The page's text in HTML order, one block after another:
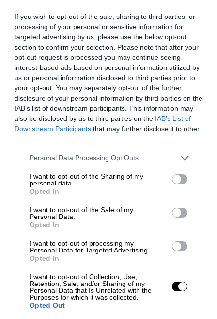
If you wish to opt-out of the sale, sharing to third parties, or
processing of your personal or sensitive information for
targeted advertising by us, please use the below opt-out
section to confirm your selection. Please note that after your
opt-out request is processed you may continue seeing
interest-based ads based on personal information utilized by
us or personal information disclosed to third parties prior to
your opt-out. You may separately opt-out of the further
disclosure of your personal information by third parties on the
IAB’s list of downstream participants. This information may
also be disclosed by us to third parties on the IAB’s List of
Downstream Participants that may further disclose it to other
Please note that this website/app uses one or more Google
not limited to your visit or usage behaviour. You may click to
grant or deny consent to Google and its third-party tags to
use your data for below specified purposes in below Google
consent section.
Personal Data Processing Opt Outs
I want to opt-out of the Sharing of my
personal data.
Opted In
I want to opt-out of the Sale of my
Personal Data.
Opted In
I want to opt-out of processing my
Personal Data for Targeted Advertising.
Opted In
I want to opt-out of Collection, Use,
Retention, Sale, and/or Sharing of my
Personal Data that Is Unrelated with the
Purposes for which it was collected.
Opted Out
και τη φύση, θα αναδείξει και τη σημασία της
φιλίας και της αυτοθυσίας.
Η σκηνοθεσία του Πάμπλο Αγουέρο,
επικεντρώνεται στα μεγαλοπρεπή τοπία των
Άνδεων, τις αμμοθύελλες, τις αχανείς
εκτάσεις, τον ουρανό και τη θάλασσα, ενώ
ειδικά εφέ τονίζουν την ονειρική διάσταση
της ταινίας, ιδίως με τις σκηνές όπου ο Σεντ
Εξιπερί διασχίζει καταιγίδες ή συναντά
υποβλητικά σύμβολα, που θυμίζουν τη
φαντασία του «Μικρού Πρίγκιπα».
Το σάουντρακ,ενισχύει την ονειρική
ατμόσφαιρα, τονίζοντας ταυτόχρονα τη
συνεχή δραματική περιπετειώδη ένταση,
ενώ συμβάλλει και στην υπογράμμιση της
συμβολικής πλευράς της ιστορίας,
έμφαση σε ορισμένα σημεία.
κοινωνικοπολιτικά ζητήματα, έχει και
κάποιες χτυπητές αδυναμίες, από την
αποσπασματικότητά της, την υπερβολική